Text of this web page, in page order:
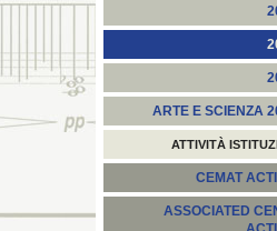
ARTE E SCIENZA
ATTIVITÀ
CEMAT
ASSOCIATED